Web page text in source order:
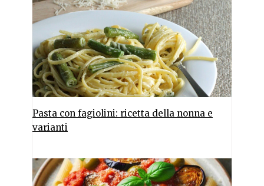
Pasta con fagiolini: ricetta della nonna e
varianti